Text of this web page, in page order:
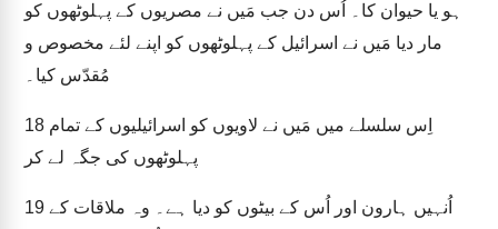
ہو یا حیوان کا۔ اُس دن جب مَیں نے مصریوں کے پہلوٹھوں کو
مار دیا مَیں نے اسرائیل کے پہلوٹھوں کو اپنے لئے مخصوص و
مُقدّس کیا۔
18
پہلوٹھوں کی جگہ لے کر
19